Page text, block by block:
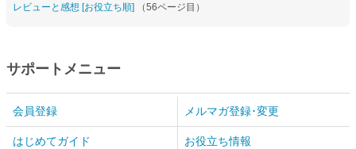
レビューと感想 [お役立ち順] （56ページ目）
サポートメニュー
会員登録 メルマガ登録･変更
はじめてガイド お役立ち情報